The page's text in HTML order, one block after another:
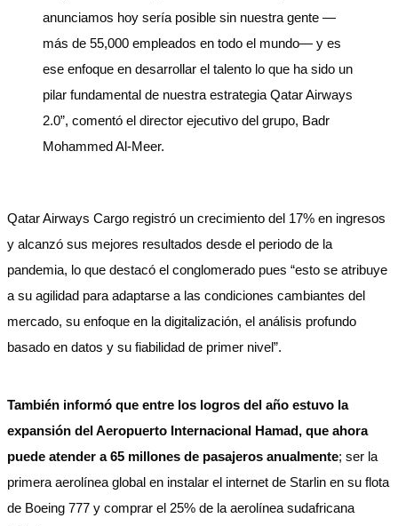
anunciamos hoy sería posible sin nuestra gente —
más de 55,000 empleados en todo el mundo— y es
ese enfoque en desarrollar el talento lo que ha sido un
pilar fundamental de nuestra estrategia Qatar Airways
2.0”, comentó el director ejecutivo del grupo, Badr
Mohammed Al-Meer.
Qatar Airways Cargo registró un crecimiento del 17% en ingresos
y alcanzó sus mejores resultados desde el periodo de la
pandemia, lo que destacó el conglomerado pues “esto se atribuye
a su agilidad para adaptarse a las condiciones cambiantes del
mercado, su enfoque en la digitalización, el análisis profundo
basado en datos y su fiabilidad de primer nivel”.
También informó que entre los logros del año estuvo la
expansión del Aeropuerto Internacional Hamad, que ahora
puede atender a 65 millones de pasajeros anualmente; ser la
primera aerolínea global en instalar el internet de Starlin en su flota
de Boeing 777 y comprar el 25% de la aerolínea sudafricana